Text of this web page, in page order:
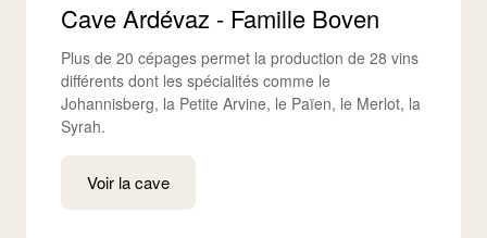
Cave Ardévaz - Famille Boven
Plus de 20 cépages permet la production de 28 vins
différents dont les spécialités comme le
Johannisberg, la Petite Arvine, le Païen, le Merlot, la
Syrah.
Voir la cave